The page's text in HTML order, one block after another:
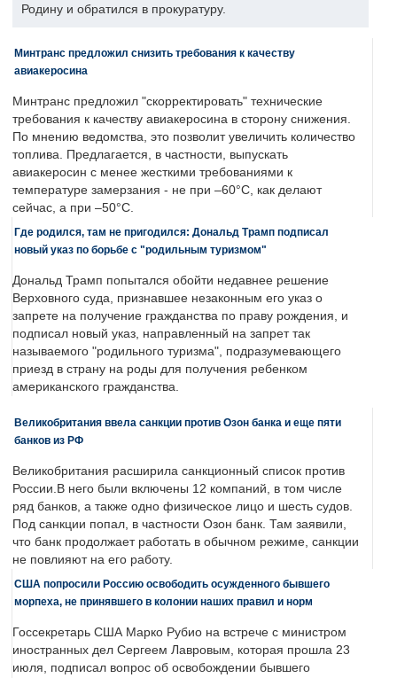
Родину и обратился в прокуратуру.
Минтранс предложил снизить требования к качеству
авиакеросина
Минтранс предложил "скорректировать" технические
требования к качеству авиакеросина в сторону снижения.
По мнению ведомства, это позволит увеличить количество
топлива. Предлагается, в частности, выпускать
авиакеросин с менее жесткими требованиями к
температуре замерзания - не при –60°C, как делают
сейчас, а при –50°C.
Где родился, там не пригодился: Дональд Трамп подписал
новый указ по борьбе с "родильным туризмом"
Дональд Трамп попытался обойти недавнее решение
Верховного суда, признавшее незаконным его указ о
запрете на получение гражданства по праву рождения, и
подписал новый указ, направленный на запрет так
называемого "родильного туризма", подразумевающего
приезд в страну на роды для получения ребенком
американского гражданства.
Великобритания ввела санкции против Озон банка и еще пяти
банков из РФ
Великобритания расширила санкционный список против
России.В него были включены 12 компаний, в том числе
ряд банков, а также одно физическое лицо и шесть судов.
Под санкции попал, в частности Озон банк. Там заявили,
что банк продолжает работать в обычном режиме, санкции
не повлияют на его работу.
США попросили Россию освободить осужденного бывшего
морпеха, не принявшего в колонии наших правил и норм
Госсекретарь США Марко Рубио на встрече с министром
иностранных дел Сергеем Лавровым, которая прошла 23
июля, подписал вопрос об освобождении бывшего